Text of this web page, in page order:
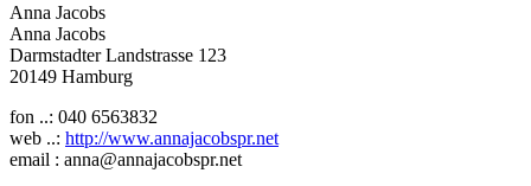
Anna Jacobs
Anna Jacobs
Darmstadter Landstrasse 123
20149 Hamburg
fon ..: 040 6563832
web ..: http://www.annajacobspr.net
email : anna@annajacobspr.net